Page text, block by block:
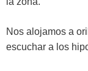
Nos alojamos a
escuchar a los